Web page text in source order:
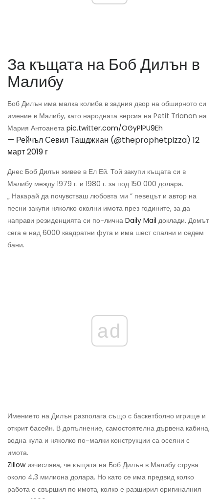
За къщата на Боб Дилън в
Малибу
Боб Дилън има малка колиба в задния двор на обширното си
имение в Малибу, като народната версия на Petit Trianon на
Мария Антоанета pic.twitter.com/OGyPlPU9Eh
— Рейчъл Севил Ташджиан (@theprophetpizza) 12
март 2019 г
Днес Боб Дилън живее в Ел Ей. Той закупи къщата си в
Малибу между 1979 г. и 1980 г. за под 150 000 долара.
„ Накарай да почувстваш любовта ми ” певецът и автор на
песни закупи няколко околни имота през годините, за да
направи резиденцията си по-лична Daily Mail доклади. Домът
сега е над 6000 квадратни фута и има шест спални и седем
бани.
ad
Имението на Дилън разполага също с баскетболно игрище и
открит басейн. В допълнение, самостоятелна дървена кабина,
водна кула и няколко по-малки конструкции са осеяни с
имота.
Zillowизчислява, че къщата на Боб Дилън в Малибу струва
около 4,3 милиона долара. Но като се има предвид колко
работа е свършил по имота, колко е разширил оригиналния